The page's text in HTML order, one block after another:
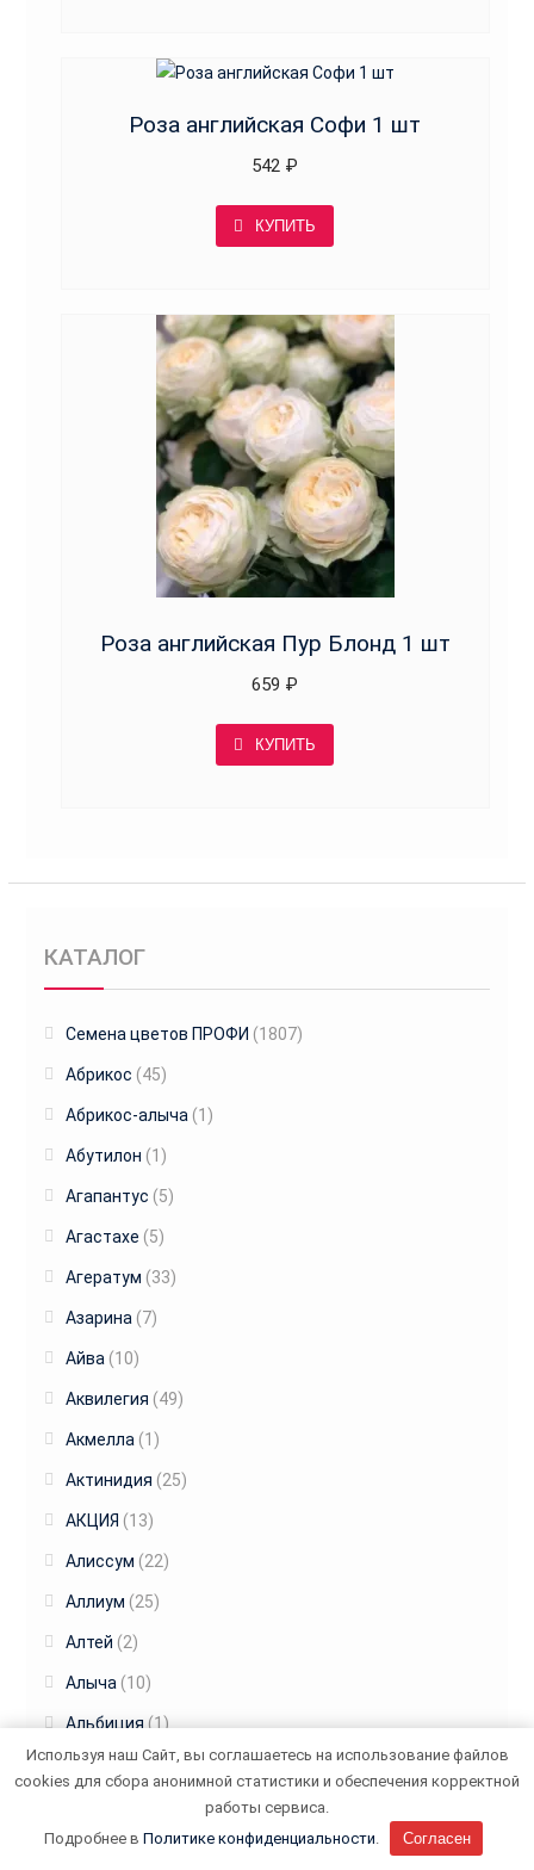
Роза английская Софи 1 шт
542 ₽
КУПИТЬ
Роза английская Пур Блонд 1 шт
659 ₽
КУПИТЬ
КАТАЛОГ
Cемена цветов ПРОФИ (1807)
Абрикос (45)
Абрикос-алыча (1)
Абутилон (1)
Агапантус (5)
Агастахе (5)
Агератум (33)
Азарина (7)
Айва (10)
Аквилегия (49)
Акмелла (1)
Актинидия (25)
АКЦИЯ (13)
Алиссум (22)
Аллиум (25)
Алтей (2)
Алыча (10)
Альбиция (1)
Амарант (17)
Анемона (31)
Используя наш Сайт, вы соглашаетесь на использование файлов
cookies для сбора анонимной статистики и обеспечения корректной
работы сервиса.
Подробнее в Политике конфиденциальности Согласен